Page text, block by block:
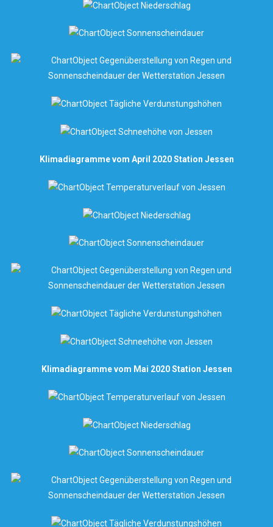
Klimadiagramme vom April 2020 Station Jessen
Klimadiagramme vom Mai 2020 Station Jessen